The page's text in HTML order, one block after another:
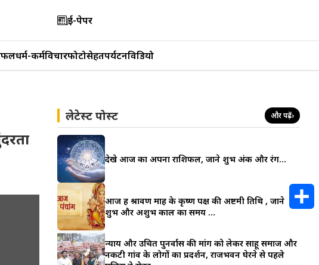
ई-पेपर
धर्म-कर्मविचारफोटोसेहतपर्यटनविडियो
लेटेस्ट पोस्ट और पढ़ें›
देखे आज का अपना राशिफल, जाने शुभ अंक और रंग…
आज हैं श्रावण माह के कृष्ण पक्ष की अष्टमी तिथि , जाने
शुभ और अशुभ काल का समय …
न्याय और उचित पुनर्वास की मांग को लेकर साहू समाज और
नकटी गांव के लोगों का प्रदर्शन, राजभवन घेरने से पहले
h